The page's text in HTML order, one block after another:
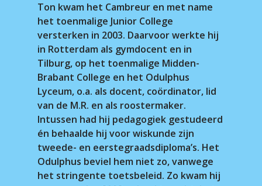
Ton kwam het Cambreur en met name
het toenmalige Junior College
versterken in 2003. Daarvoor werkte hij
in Rotterdam als gymdocent en in
Tilburg, op het toenmalige Midden-
Brabant College en het Odulphus
Lyceum, o.a. als docent, coördinator, lid
van de M.R. en als roostermaker.
Intussen had hij pedagogiek gestudeerd
én behaalde hij voor wiskunde zijn
tweede- en eerstegraadsdiploma’s. Het
Odulphus beviel hem niet zo, vanwege
het stringente toetsbeleid. Zo kwam hij